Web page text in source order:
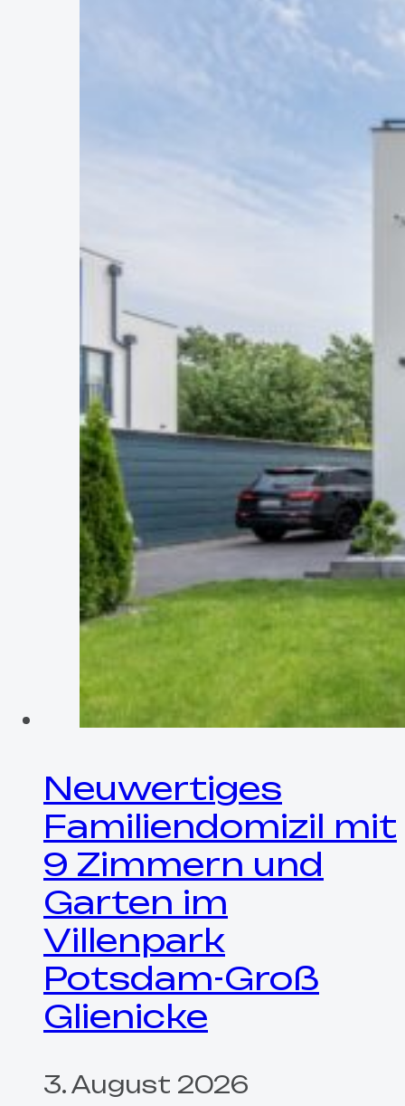
Neuwertiges
Familiendomizil mit
9 Zimmern und
Garten im
Villenpark
Potsdam-Groß
Glienicke
3. August 2026